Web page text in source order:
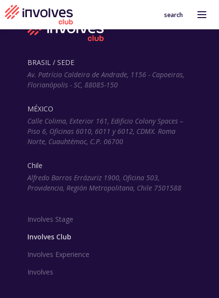
search
BRASIL / SEDE
Av. Patrício Caldeira de Andrade, 1156 - Capoeiras,
Florianópolis - SC, 88085-150
MÉXICO
Calle Colima, Exterior 161, Edificio Colony Spaces –
Piso 6, Oficinas 6010, 6011 y 6012, CDMX. Roma
Norte, Cuauhtémoc, C.P. 06700
Chile
Alfredo Barros Errázuriz 1900, Oficina 503,
Providencia, Región Metropolitana, Chile 7501588
Involves Stage
Involves Club
Involves Experience
Involves